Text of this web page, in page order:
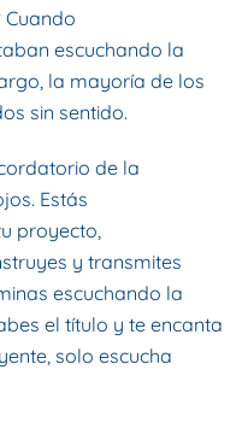
Cuando
escuchando la
la mayoría de los
sin sentido.
de la
Estás
proyecto,
y transmites
escuchando la
el título y te encanta
solo escucha